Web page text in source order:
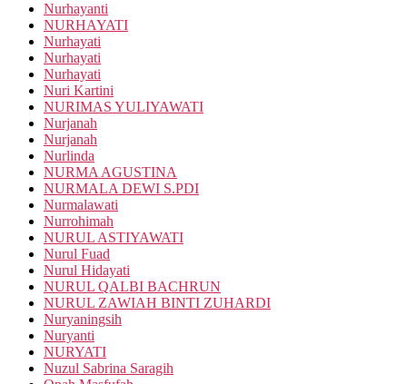
Nurhayanti
NURHAYATI
Nurhayati
Nurhayati
Nurhayati
Nuri Kartini
NURIMAS YULIYAWATI
Nurjanah
Nurjanah
Nurlinda
NURMA AGUSTINA
NURMALA DEWI S.PDI
Nurmalawati
Nurrohimah
NURUL ASTIYAWATI
Nurul Fuad
Nurul Hidayati
NURUL QALBI BACHRUN
NURUL ZAWIAH BINTI ZUHARDI
Nuryaningsih
Nuryanti
NURYATI
Nuzul Sabrina Saragih